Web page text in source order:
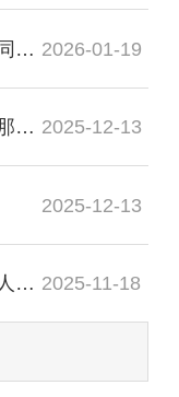
宁波侦探事务所：离婚后夫妻共同财产如何判 2026-01-19
宁波婚外情调查取证：妈妈改嫁那边有没有继承权 2025-12-13
2025-12-13
宁波出轨取证：一二三顺位继承人是谁 2025-11-18